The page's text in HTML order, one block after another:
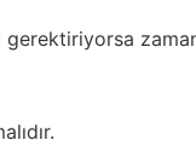
zaman